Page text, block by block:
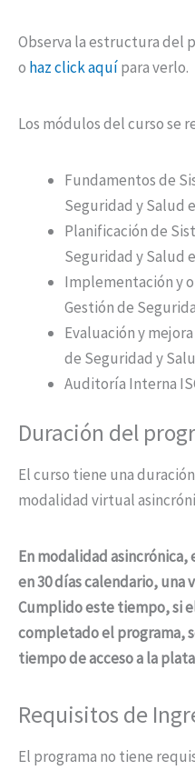
Observa la estructura del
o haz click aquípara verlo.
Los módulos del curso se
Fundamentos de
Seguridad y Salud
Planificación de
Seguridad y Salud
Implementación y
Gestión de
Evaluación y
de Seguridad y
Auditoría Interna
Duración del
El curso tiene una
modalidad virtual
En modalidad
en 30 días calendario,
Cumplido este tiempo, si
completado el programa,
tiempo de acceso a la
Requisitos de
El programa no tiene